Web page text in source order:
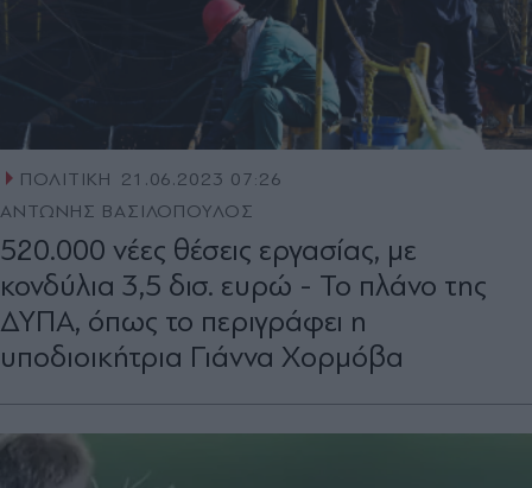
ΠΟΛΙΤΙΚΗ
21.06.2023 07:26
ΑΝΤΩΝΗΣ ΒΑΣΙΛΟΠΟΥΛΟΣ
520.000 νέες θέσεις εργασίας, με
κονδύλια 3,5 δισ. ευρώ - Το πλάνο της
ΔΥΠΑ, όπως το περιγράφει η
υποδιοικήτρια Γιάννα Χορμόβα